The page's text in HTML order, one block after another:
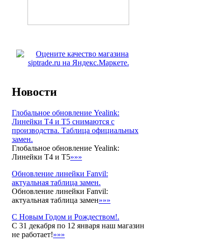
Новости
Глобальное обновление Yealink:
Линейки T4 и T5 снимаются с
производства. Таблица официальных
замен.
Глобальное обновление Yealink:
Линейки T4 и T5»»»
Обновление линейки Fanvil:
актуальная таблица замен.
Обновление линейки Fanvil:
актуальная таблица замен»»»
С Новым Годом и Рождеством!.
С 31 декабря по 12 января наш магазин
не работает!»»»